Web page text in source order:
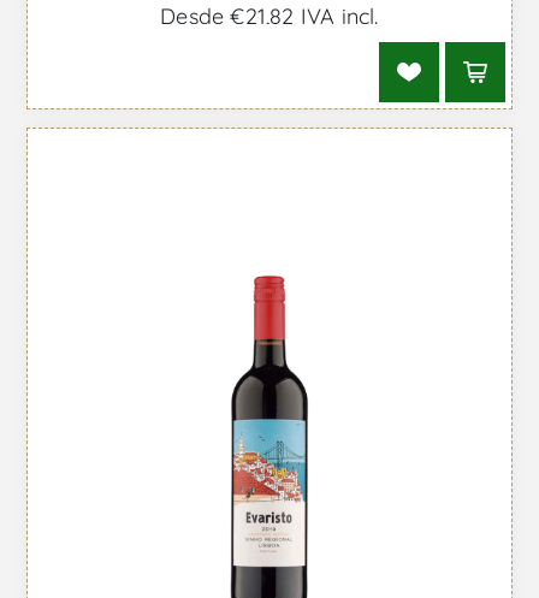
Desde €21,82 IVA incl.